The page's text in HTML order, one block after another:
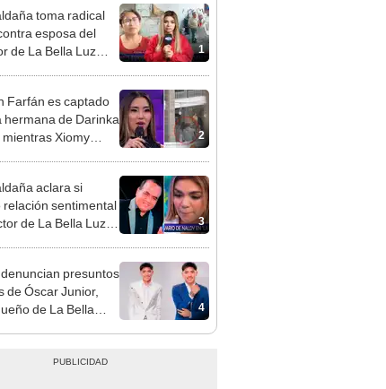
1
toma radical
esposa del
de La Bella Luz
2
Farfán es captado
hermana de Darinka
Xiomy
3
aclara si
relación sentimental
de La Bella Luz
4
presuntos
de Óscar Junior,
de La Bella